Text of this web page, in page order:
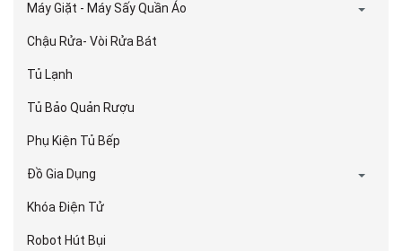
Máy Giặt - Máy Sấy Quần Áo
Chậu Rửa- Vòi Rửa Bát
Tủ Lạnh
Tủ Bảo Quản Rượu
Phụ Kiện Tủ Bếp
Đồ Gia Dụng
Khóa Điện Tử
Robot Hút Bụi